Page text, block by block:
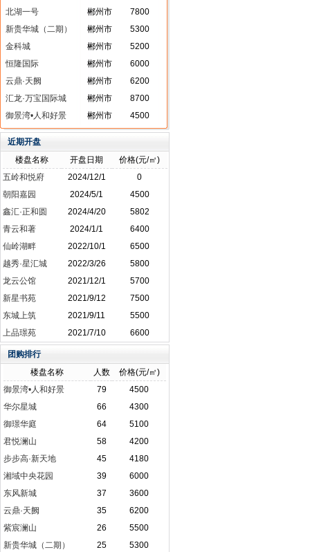
北湖一号
郴州市
7800
新贵华城（二期）
郴州市
5300
金科城
郴州市
5200
恒隆国际
郴州市
6000
云鼎·天阙
郴州市
6200
汇龙·万宝国际城
郴州市
8700
御景湾•人和好景
郴州市 4500
近期开盘
楼盘名称
开盘日期
价格(元/㎡)
五岭和悦府
2024/12/1
0
朝阳嘉园
2024/5/1
4500
鑫汇·正和圆
2024/4/20
5802
青云和著
2024/1/1
6400
仙岭湖畔
2022/10/1
6500
越秀·星汇城
2022/3/26
5800
龙云公馆
2021/12/1
5700
新星书苑
2021/9/12
7500
东城上筑
2021/9/11
5500
上品璟苑
2021/7/10 6600
团购排行
楼盘名称
人数
价格(元/㎡)
御景湾•人和好景
79
4500
华尔星城
66
4300
御璟华庭
64
5100
君悦澜山
58
4200
步步高·新天地
45
4180
湘域中央花园
39
6000
东风新城
37
3600
云鼎·天阙
35
6200
紫宸澜山
26
5500
新贵华城（二期）
25 5300